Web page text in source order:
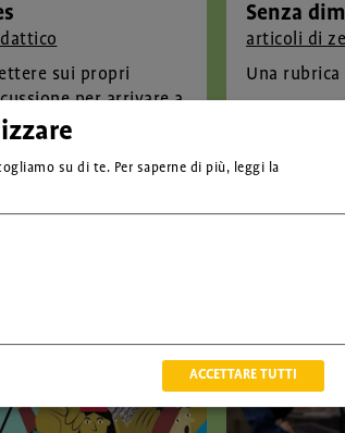
sui propri
per arrivare a
alternative.
Senza
articoli di
Una
su di te. Per saperne di più, leggi la
ACCETTARE TUTTI